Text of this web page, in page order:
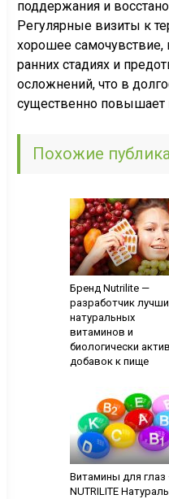
поддержания и
Регулярные визиты к
хорошее самочувствие,
ранних стадиях и
осложнений, что в
существенно повышает
Похожие
Бренд Nutrilite —
разработчик
натуральных
витаминов и
биологически
добавок к пище
Витамины для
NUTRILITE